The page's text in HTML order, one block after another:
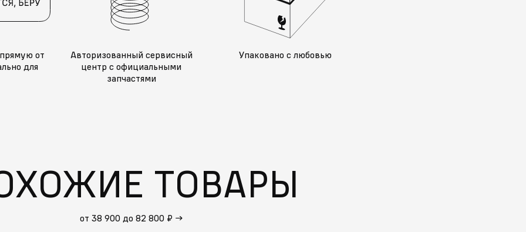
от
для
Авторизованный сервисный
центр с официальными
запчастями
Упаковано с любовью
ТОВАРЫ
от 38 900 до 82 800 ₽ →